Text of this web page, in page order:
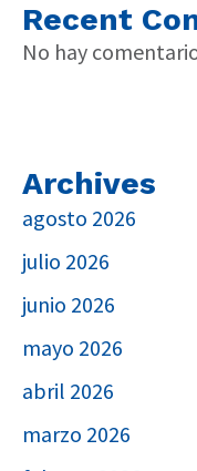
Recent
No hay
Archives
agosto 2026
julio 2026
junio 2026
mayo 2026
abril 2026
marzo 2026